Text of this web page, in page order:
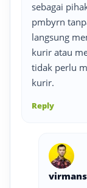
sebagai
pmbyrn
langsung
kurir atau
tidak perlu
kurir.
Reply